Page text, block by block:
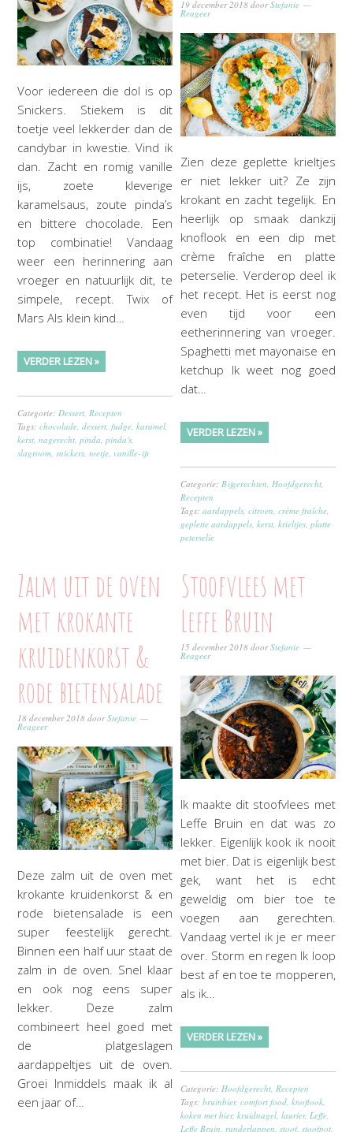
Voor iedereen die dol is op
Snickers. Stiekem is dit
toetje veel lekkerder dan de
candybar in kwestie. Vind ik
dan. Zacht en romig vanille
ijs, zoete kleverige
karamelsaus, zoute pinda’s
en bittere chocolade. Een
top combinatie! Vandaag
weer een herinnering aan
vroeger en natuurlijk dit, te
simpele, recept. Twix of
Mars Als klein kind…
VERDER LEZEN »
Categorie:Dessert,Recepten
Tags:chocolade,dessert,fudge,karamel,
kerst,nagerecht,pinda,pinda's,
slagroom,snickers,toetje, vanille-ijs
19 december 2018 doorStefanie
Reageer
Zien deze geplette krieltjes
er niet lekker uit? Ze zijn
krokant en zacht tegelijk. En
heerlijk op smaak dankzij
knoflook en een dip met
crème fraîche en platte
peterselie. Verderop deel ik
het recept. Het is eerst nog
even tijd voor een
eetherinnering van vroeger.
Spaghetti met mayonaise en
ketchup Ik weet nog goed
dat…
VERDER LEZEN »
Categorie:Bijgerechten,Hoofdgerecht,
Recepten
Tags:aardappels,citroen,crème fraîche,
geplette aardappels,kerst,krieltjes,platte
peterselie
Zalm uit de oven
met krokante
kruidenkorst &
rode bietensalade
18 december 2018 doorStefanie
Reageer
Deze zalm uit de oven met
krokante kruidenkorst & en
rode bietensalade is een
super feestelijk gerecht.
Binnen een half uur staat de
zalm in de oven. Snel klaar
en ook nog eens super
lekker. Deze zalm
combineert heel goed met
de platgeslagen
aardappeltjes uit de oven.
Groei Inmiddels maak ik al
een jaar of…
Stoofvlees met
Leffe Bruin
15 december 2018 doorStefanie
Reageer
Ik maakte dit stoofvlees met
Leffe Bruin en dat was zo
lekker. Eigenlijk kook ik nooit
met bier. Dat is eigenlijk best
gek, want het is echt
geweldig om bier toe te
voegen aan gerechten.
Vandaag vertel ik je er meer
over. Storm en regen Ik loop
best af en toe te mopperen,
als ik…
VERDER LEZEN »
Categorie:Hoofdgerecht,Recepten
Tags:bruinbier,comfort food,knoflook,
koken met bier,kruidnagel,laurier,Leffe,
Leffe Bruin,runderlappen,stoof,stoofpot,